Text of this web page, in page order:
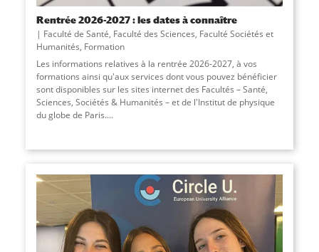
Rentrée 2026-2027 : les dates à connaître
Faculté de Santé, Faculté des Sciences, Faculté Sociétés et
Humanités, Formation
Les informations relatives à la rentrée 2026-2027, à vos
formations ainsi qu'aux services dont vous pouvez bénéficier
sont disponibles sur les sites internet des Facultés – Santé,
Sciences, Sociétés & Humanités – et de l'Institut de physique
du globe de Paris....